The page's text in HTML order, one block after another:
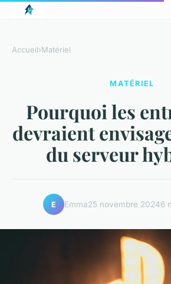
Accueil›Matériel
MATÉRIEL
Pourquoi les
devraient
du serveur
E Emma25 novembre 20246